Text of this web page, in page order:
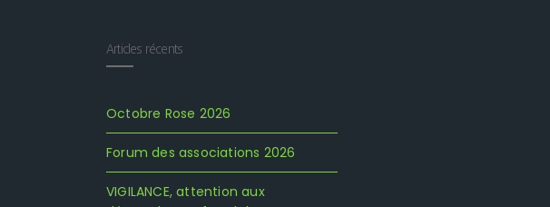
Articles récents
Octobre Rose 2026
Forum des associations 2026
VIGILANCE, attention aux